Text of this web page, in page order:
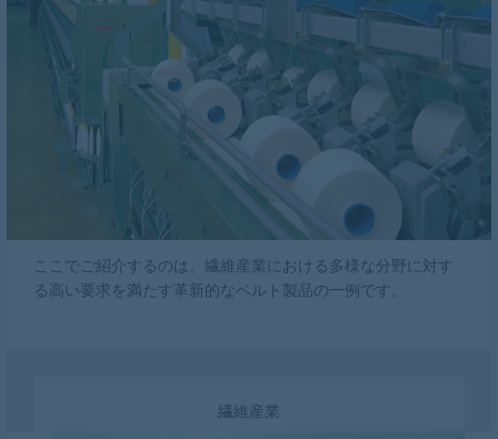
ここでご紹介するのは、繊維産業における多様な分野に対す
る高い要求を満たす革新的なベルト製品の一例です。
繊維産業